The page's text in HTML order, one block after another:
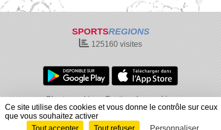
SPORTSREGIONS
125160 visites
Charte cookies
Gestion des cookies
Informations légales
Signaler un contenu inapproprié
Ce site utilise des cookies et vous donne le contrôle sur ceux
que vous souhaitez activer
Tout accepter
Tout refuser Personnaliser